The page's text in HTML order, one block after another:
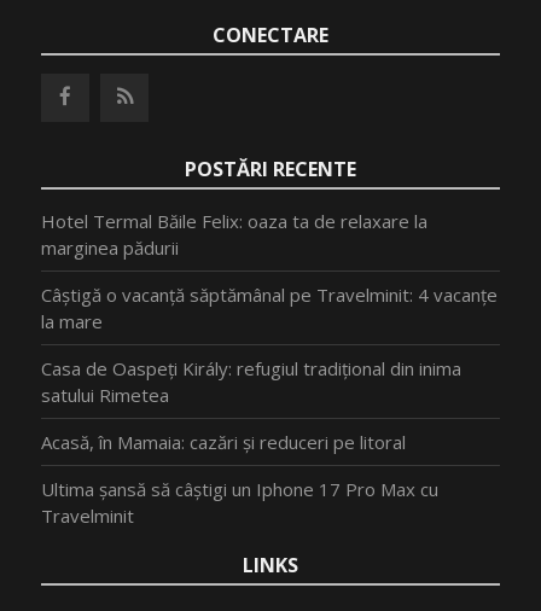
CONECTARE
POSTĂRI RECENTE
Hotel Termal Băile Felix: oaza ta de relaxare la
marginea pădurii
Câștigă o vacanță săptămânal pe Travelminit: 4 vacanțe
la mare
Casa de Oaspeți Király: refugiul tradițional din inima
satului Rimetea
Acasă, în Mamaia: cazări și reduceri pe litoral
Ultima șansă să câștigi un Iphone 17 Pro Max cu
Travelminit
LINKS